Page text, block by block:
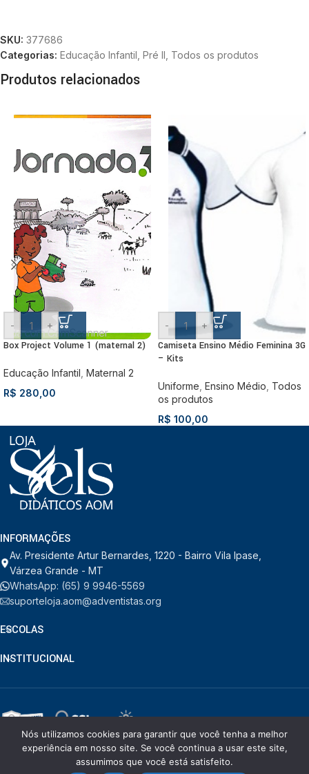
SKU: 377686
Categorias: Educação Infantil Pré II Todos os produtos
Produtos relacionados
- +
Box Project Volume 1 (maternal 2)
Educação Infantil Maternal 2
R$ 280,00
- +
Camiseta Ensino Médio Feminina 3G
– Kits
Uniforme Ensino Médio Todos
os produtos
R$ 100,00
INFORMAÇÕES
Av. Presidente Artur Bernardes, 1220 - Bairro Vila Ipase,
Várzea Grande - MT
WhatsApp: (65) 9 9946-5569
suporteloja.aom@adventistas.org
ESCOLAS
INSTITUCIONAL
© RDORVAL - Soluções em Tecnologia.2026
. Todos os direitos
reservados.
Nós utilizamos cookies para garantir que você tenha a melhor
experiência em nosso site. Se você continua a usar este site,
assumimos que você está satisfeito.